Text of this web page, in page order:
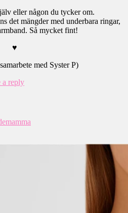
eller någon du tycker om.
det mängder med underbara ringar,
Så mycket fint!
♥
med Syster P)
a reply